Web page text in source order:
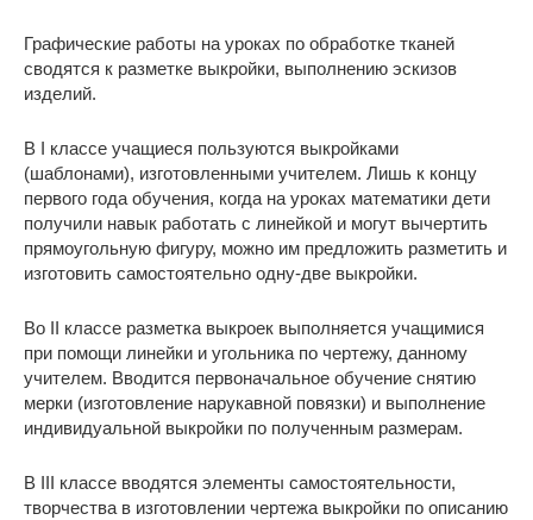
Графические работы на уроках по обработке тканей
сводятся к разметке выкройки, выполнению эскизов
изделий.
В I классе учащиеся пользуются выкройками
(шаблонами), изготовленными учителем. Лишь к концу
первого года обучения, когда на уроках математики дети
получили навык работать с линейкой и могут вычертить
прямоугольную фигуру, можно им предложить разметить и
изготовить самостоятельно одну-две выкройки.
Во II классе разметка выкроек выполняется учащимися
при помощи линейки и угольника по чертежу, данному
учителем. Вводится первоначальное обучение снятию
мерки (изготовление нарукавной повязки) и выполнение
индивидуальной выкройки по полученным размерам.
В III классе вводятся элементы самостоятельности,
творчества в изготовлении чертежа выкройки по описанию